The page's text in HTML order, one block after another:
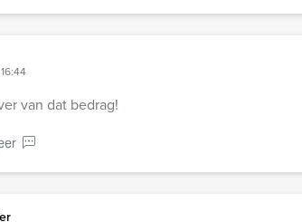
van dat bedrag!